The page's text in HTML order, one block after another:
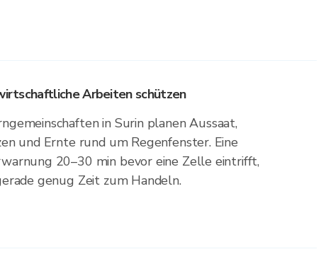
Arbeiten schützen
in Surin planen Aussaat,
und Ernte rund um Regenfenster. Eine
20–30 min bevor eine Zelle eintrifft,
genug Zeit zum Handeln.